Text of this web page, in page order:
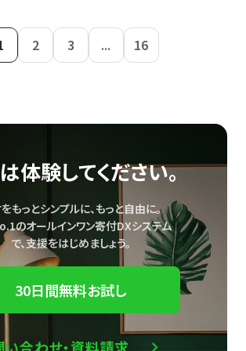
2 3 ... 16
体験してください。
もっとシンプルに、もっと自由に。
のオールインワン寄付DXシステム
で、支援をはじめましょう。
30日間無料お試し
い合わせ・資料請求